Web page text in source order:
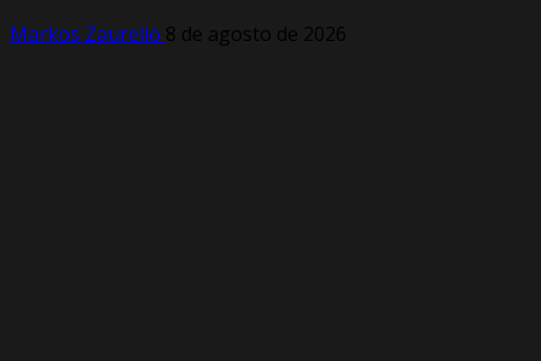
Markos Zaurelio 8 de agosto de 2026